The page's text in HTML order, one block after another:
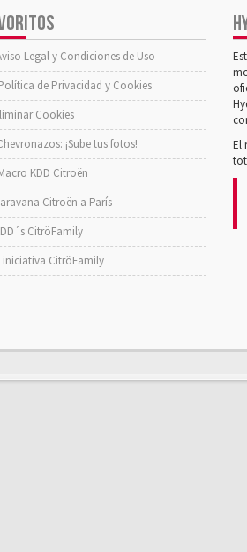
Legal y Condiciones de Uso
de Privacidad y Cookies
Cookies
¡Sube tus fotos!
KDD Citroën
Citroën a París
CitröFamily
iniciativa CitröFamily
El